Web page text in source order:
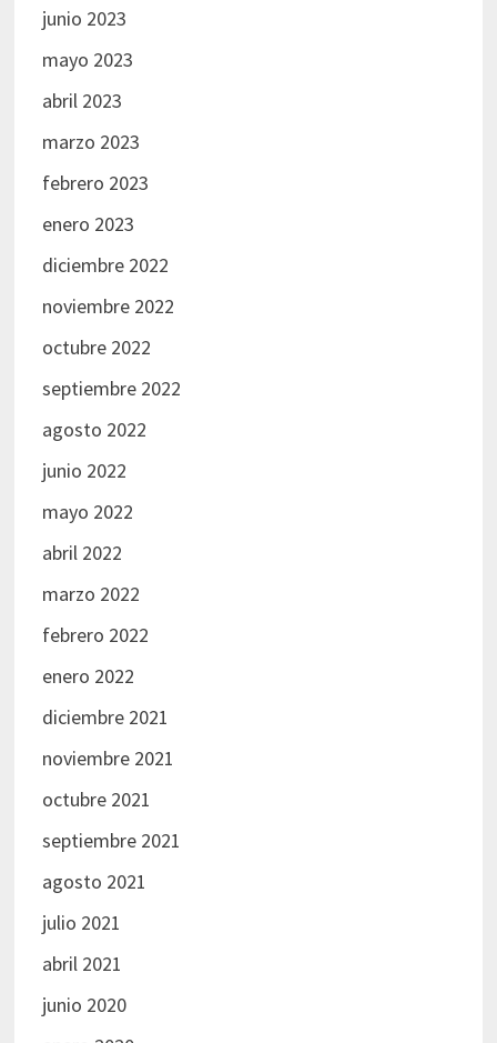
junio 2023
mayo 2023
abril 2023
marzo 2023
febrero 2023
enero 2023
diciembre 2022
noviembre 2022
octubre 2022
septiembre 2022
agosto 2022
junio 2022
mayo 2022
abril 2022
marzo 2022
febrero 2022
enero 2022
diciembre 2021
noviembre 2021
octubre 2021
septiembre 2021
agosto 2021
julio 2021
abril 2021
junio 2020